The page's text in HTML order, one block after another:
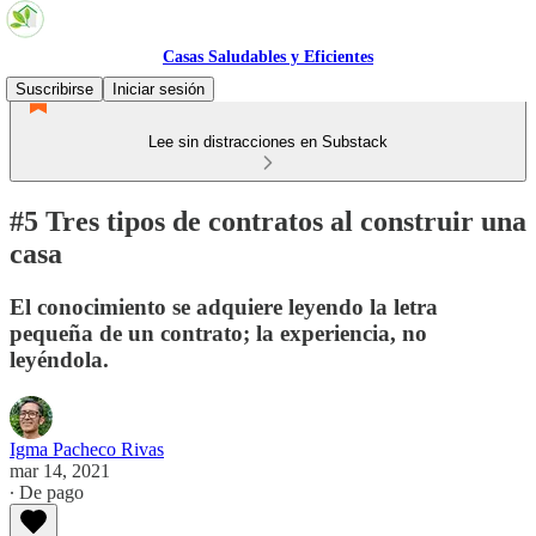
Casas Saludables y Eficientes
Suscribirse
Iniciar sesión
Lee sin distracciones en Substack
#5 Tres tipos de contratos al construir una
casa
El conocimiento se adquiere leyendo la letra
pequeña de un contrato; la experiencia, no
leyéndola.
Igma Pacheco Rivas
mar 14, 2021
∙ De pago